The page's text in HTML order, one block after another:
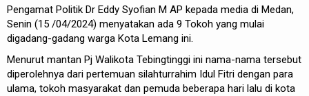
Pengamat Politik Dr Eddy Syofian M AP kepada media di Medan,
Senin (15 /04/2024) menyatakan ada 9 Tokoh yang mulai
digadang-gadang warga Kota Lemang ini.
Menurut mantan Pj Walikota Tebingtinggi ini nama-nama tersebut
diperolehnya dari pertemuan silahturrahim Idul Fitri dengan para
ulama, tokoh masyarakat dan pemuda beberapa hari lalu di kota